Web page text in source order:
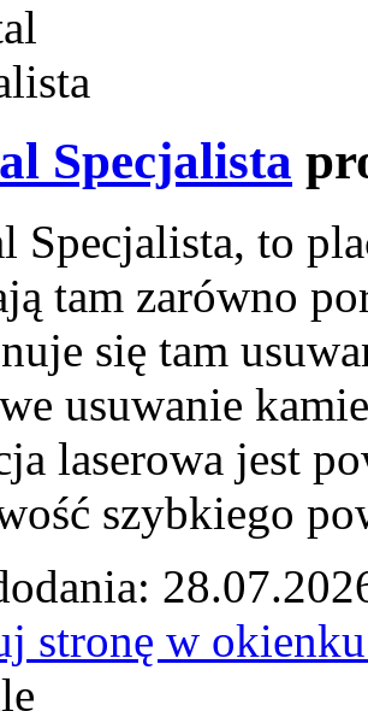
Specjalista
Specjalista, to
tam zarówno
się tam
usuwanie
laserowa jest
szybkiego
stronę w